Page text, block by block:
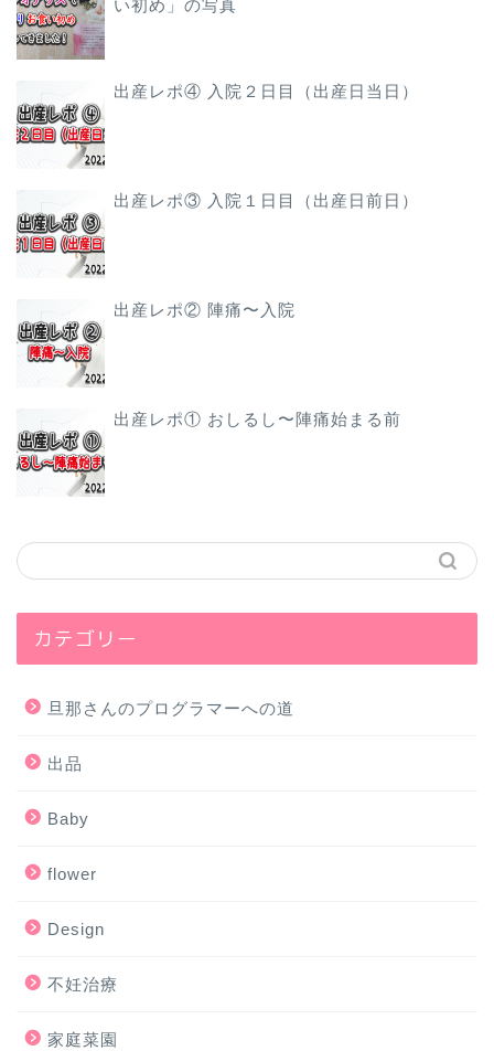
い初め」の写真
出産レポ④ 入院２日目（出産日当日）
出産レポ③ 入院１日目（出産日前日）
出産レポ② 陣痛〜入院
出産レポ① おしるし〜陣痛始まる前
カテゴリー
旦那さんのプログラマーへの道
出品
Baby
flower
Design
不妊治療
家庭菜園